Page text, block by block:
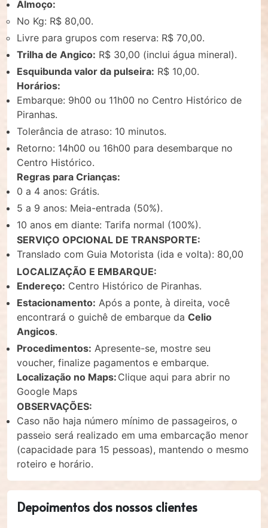
Almoço:
No Kg: R$ 80,00.
Livre para grupos com reserva: R$ 70,00.
Trilha de Angico: R$ 30,00 (inclui água mineral).
Esquibunda valor da pulseira: R$ 10,00.
Horários:
Embarque: 9h00 ou 11h00 no Centro Histórico de
Piranhas.
Tolerância de atraso: 10 minutos.
Retorno: 14h00 ou 16h00 para desembarque no
Centro Histórico.
Regras para Crianças:
0 a 4 anos: Grátis.
5 a 9 anos: Meia-entrada (50%).
10 anos em diante: Tarifa normal (100%).
SERVIÇO OPCIONAL DE TRANSPORTE:
Translado com Guia Motorista (ida e volta): 80,00
LOCALIZAÇÃO E EMBARQUE:
Endereço: Centro Histórico de Piranhas.
Estacionamento: Após a ponte, à direita, você
encontrará o guichê de embarque da Celio
Angicos.
Procedimentos: Apresente-se, mostre seu
voucher, finalize pagamentos e embarque.
Localização no Maps: Clique aqui para abrir no
Google Maps.
OBSERVAÇÕES:
Caso não haja número mínimo de passageiros, o
passeio será realizado em uma embarcação menor
(capacidade para 15 pessoas), mantendo o mesmo
roteiro e horário.
Depoimentos dos nossos clientes